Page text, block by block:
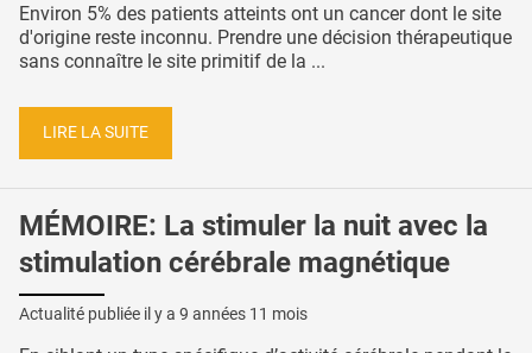
Environ 5% des patients atteints ont un cancer dont le site
d'origine reste inconnu. Prendre une décision thérapeutique
sans connaître le site primitif de la ...
LIRE LA SUITE
MÉMOIRE: La stimuler la nuit avec la
stimulation cérébrale magnétique
Actualité publiée il y a 9 années 11 mois